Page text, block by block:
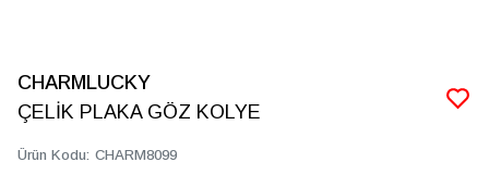
CHARMLUCKY
ÇELİK PLAKA GÖZ KOLYE
Ürün Kodu: CHARM8099